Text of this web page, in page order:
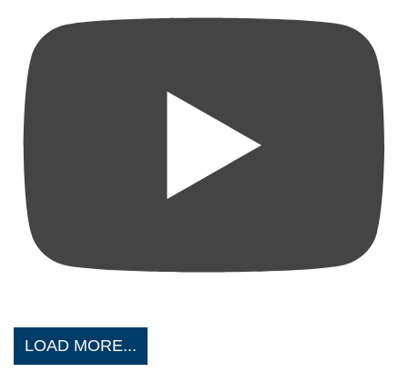
LOAD MORE...